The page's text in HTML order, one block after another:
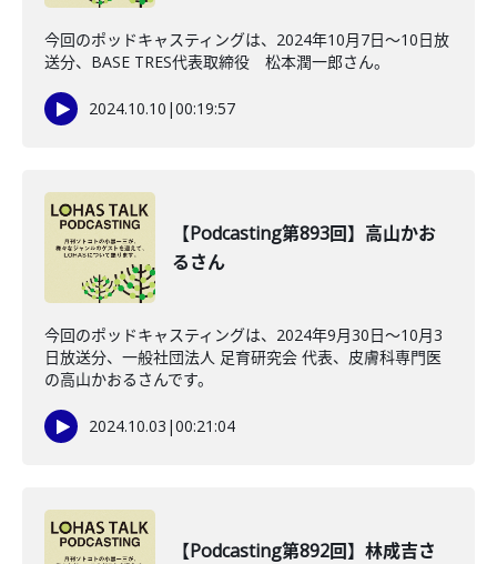
今回のポッドキャスティングは、2024年10月7日〜10日放
送分、BASE TRES代表取締役 松本潤一郎さん。
2024.10.10 |00:19:57
【Podcasting第893回】高山かお
るさん
今回のポッドキャスティングは、2024年9月30日〜10月3
日放送分、一般社団法人 足育研究会 代表、皮膚科専門医
の高山かおるさんです。
2024.10.03 |00:21:04
【Podcasting第892回】林成吉さ